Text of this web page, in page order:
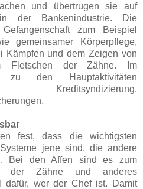
und übertrugen sie auf
der Bankenindustrie. Die
zum Beispiel
gemeinsamer Körperpflege,
Kämpfen und dem Zeigen von
Fletschen der Zähne. Im
zu den Hauptaktivitäten
Kreditsyndizierung,
fest, dass die wichtigsten
jene sind, die andere
Bei den Affen sind es zum
der Zähne und anderes
dafür, wer der Chef ist. Damit